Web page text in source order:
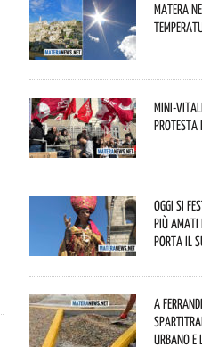
Matera
Mini-
protesta
Oggi si
più
porta il
A
urbano e